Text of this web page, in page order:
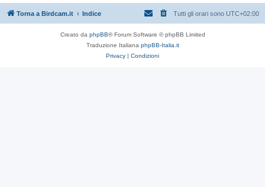
Torna a Birdcam.it Indice Tutti gli orari sono UTC+02:00
Creato da phpBB® Forum Software © phpBB Limited
Traduzione Italiana phpBB-Italia.it
Privacy | Condizioni